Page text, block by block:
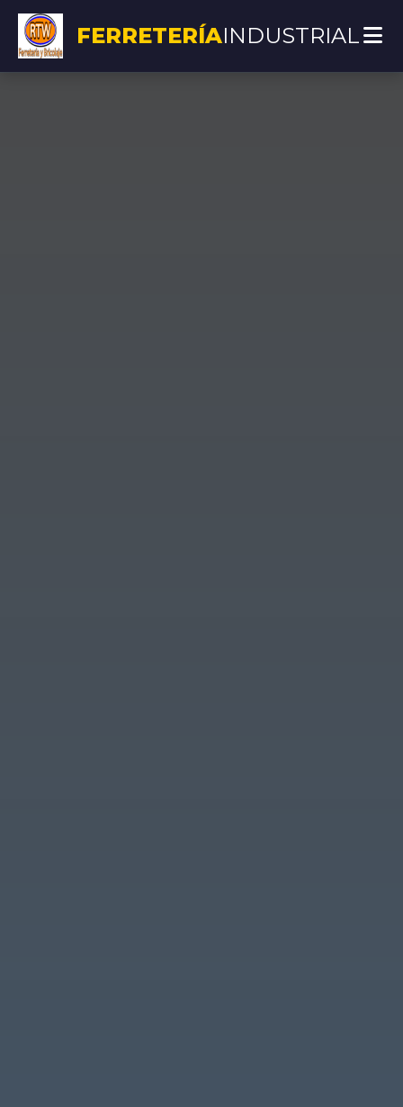
FERRETERÍAINDUSTRIAL